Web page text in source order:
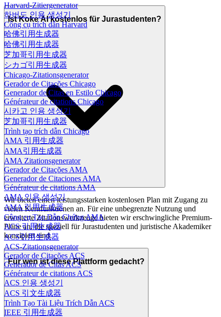
Harvard-Zitiergenerator
하버드 인용 생성기
Công cụ trích dẫn Harvard
哈佛引用生成器
哈佛引用生成器
芝加哥引用生成器
シカゴ引用生成器
Chicago-Zitationsgenerator
Gerador de Citações Chicago
Generador de Citas en Estilo Chicago
Générateur de citations Chicago
시카고 인용 생성기
芝加哥引用生成器
Trình tạo trích dẫn Chicago
AMA 引用生成器
AMA引用生成器
AMA Zitationsgenerator
Gerador de Citações AMA
Generador de Citaciones AMA
Générateur de citations AMA
AMA 인용 생성기
AMA 引用生成器
Công cụ Tạo Dẫn Chứng AMA
ACS 引用生成器
ACS引用生成器
ACS-Zitationsgenerator
Gerador de Citações ACS
Generador de Citas ACS
Générateur de citations ACS
ACS 인용 생성기
ACS 引文生成器
Trình Tạo Tài Liệu Trích Dẫn ACS
IEEE 引用生成器
Ist Koke AI kostenlos für Jurastudenten?
Wir bieten einen leistungsstarken kostenlosen Plan mit Zugang zu
vielen Kernfunktionen an. Für eine unbegrenzte Nutzung und
erweiterte Zitationswerkzeuge bieten wir erschwingliche Premium-
Pläne an, die speziell für Jurastudenten und juristische Akademiker
konzipiert sind.
Für wen ist diese Plattform gedacht?